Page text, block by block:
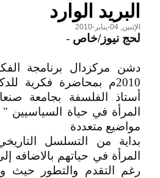
البريد الوارد
الإثنين, 04-يناير-2010
لحج نيوز/خاص -
دشن مركزدال برنامجة
2010م بمحاضرة فكرية
أستاذ الفلسفة بجامعة
المرأة في حياة السياسيين
مواضيع متعددة
بداية من التسلسل
المرأة في حياتهم بالاضافه
رغم التقدم والتطور حيث